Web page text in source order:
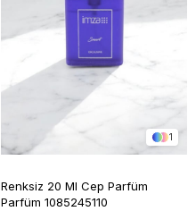
1
Renksiz 20 Ml Cep Parfüm
Parfüm 1085245110